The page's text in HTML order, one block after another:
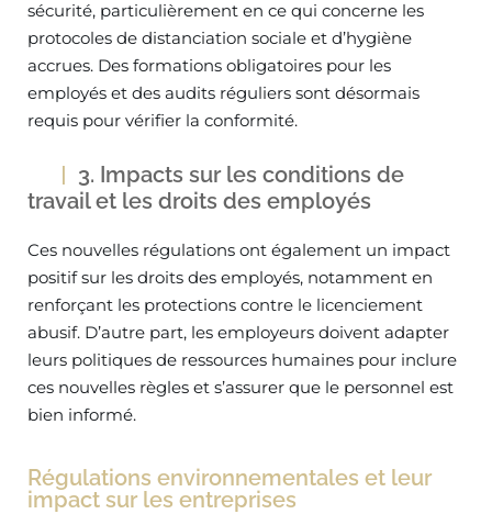
sécurité, particulièrement en ce qui concerne les
protocoles de distanciation sociale et d’hygiène
accrues. Des formations obligatoires pour les
employés et des audits réguliers sont désormais
requis pour vérifier la conformité.
3. Impacts sur les conditions de
travail et les droits des employés
Ces nouvelles régulations ont également un impact
positif sur les droits des employés, notamment en
renforçant les protections contre le licenciement
abusif. D’autre part, les employeurs doivent adapter
leurs politiques de ressources humaines pour inclure
ces nouvelles règles et s’assurer que le personnel est
bien informé.
Régulations environnementales et leur
impact sur les entreprises